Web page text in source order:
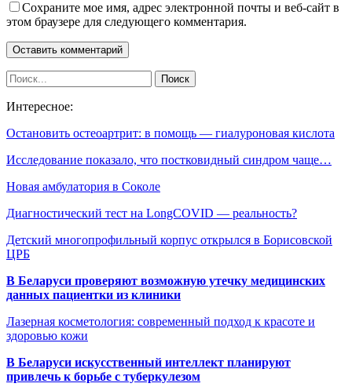
Сохраните мое имя, адрес электронной почты и веб-сайт в
этом браузере для следующего комментария.
Интересное:
Остановить остеоартрит: в помощь — гиалуроновая кислота
Исследование показало, что постковидный синдром чаще…
Новая амбулатория в Соколе
Диагностический тест на LongCOVID — реальность?
Детский многопрофильный корпус открылся в Борисовской
ЦРБ
В Беларуси проверяют возможную утечку медицинских
данных пациентки из клиники
Лазерная косметология: современный подход к красоте и
здоровью кожи
В Беларуси искусственный интеллект планируют
привлечь к борьбе с туберкулезом